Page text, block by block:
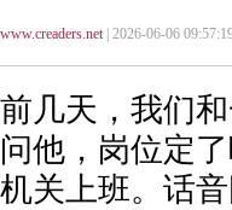
www.creaders.net| 2026-06-06
前几天，我们
问他，岗位定
机关上班。话